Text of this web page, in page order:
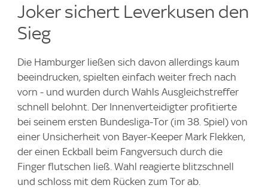
Joker sichert Leverkusen den
Sieg
Die Hamburger ließen sich davon allerdings kaum
beeindrucken, spielten einfach weiter frech nach
vorn - und wurden durch Wahls Ausgleichstreffer
schnell belohnt. Der Innenverteidigter profitierte
bei seinem ersten Bundesliga-Tor (im 38. Spiel) von
einer Unsicherheit von Bayer-Keeper Mark Flekken,
der einen Eckball beim Fangversuch durch die
Finger flutschen ließ. Wahl reagierte blitzschnell
und schloss mit dem Rücken zum Tor ab.